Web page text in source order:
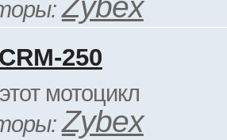
250
мотоцикл
Zybex